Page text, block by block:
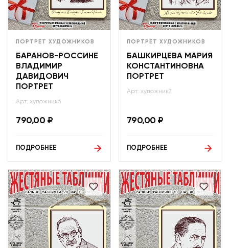
ПОРТРЕТ ХУДОЖНИКОВ
БАРАНОВ-РОССИНЕ
ВЛАДИМИР
ДАВИДОВИЧ
ПОРТРЕТ
Арт: художник6
790,00 ₽
ПОДРОБНЕЕ
ПОРТРЕТ ХУДОЖНИКОВ
БАШКИРЦЕВА МАРИЯ
КОНСТАНТИНОВНА
ПОРТРЕТ
Арт: художник7
790,00 ₽
ПОДРОБНЕЕ